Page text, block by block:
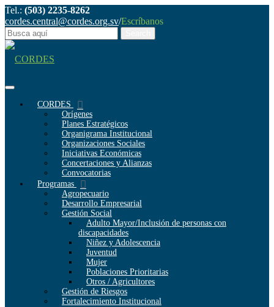
Tel.: (503) 2235-8262
cordes.central@cordes.org.sv/Escríbanos
CORDES
Orígenes
Planes Estratégicos
Organigrama Institucional
Organizaciones Sociales
Iniciativas Económicas
Concertaciones y Alianzas
Convocatorias
Programas
Agropecuario
Desarrollo Empresarial
Gestión Social
Adulto Mayor/Inclusión de personas con
discapacidades
Niñez y Adolescencia
Juventud
Mujer
Poblaciones Prioritarias
Otros / Agricultores
Gestión de Riesgos
Fortalecimiento Institucional